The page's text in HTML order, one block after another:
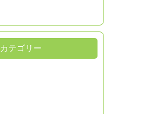
カテゴリー